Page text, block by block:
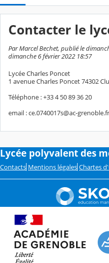
Contacter le
Par Marcel Bechet, publié le
dimanche 6 février 2022 18:57
Lycée Charles Poncet
1 avenue Charles Poncet 74302
Téléphone : +33 4 50 89 36 20
email : ce.0740017s@ac-grenoble.fr
Lycée polyvalent des
Contacts Mentions légales Chartes